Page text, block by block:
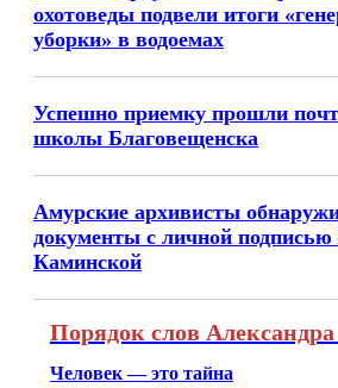
охотоведы подвели итоги
уборки» в водоемах
Успешно приемку прошли
школы Благовещенска
Амурские архивисты
документы с личной
Каминской
Порядок слов
Человек — это тайна